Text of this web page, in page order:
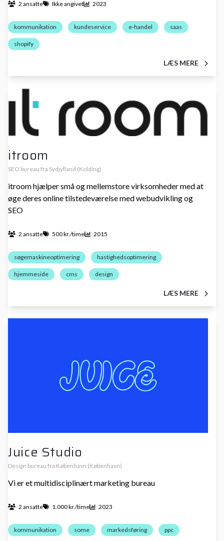
2 ansatte Ikke angivet 2023
kommunikation kundeservice e-handel saas
shopify
LÆS MERE
itroom
SEO bureau fra Sydjylland (Kolding)
itroom hjælper små og mellemstore virksomheder med at
øge deres online tilstedeværelse med webudvikling og
SEO
2 ansatte 500 kr./time 2015
søgemaskineoptimering hastighedsoptimering
hjemmeside cms design
LÆS MERE
Juice Studio
Design bureau fra København (København)
Vi er et multidisciplinært marketing bureau
2 ansatte 1.000 kr./time 2023
kommunikation some markedsføring ppc